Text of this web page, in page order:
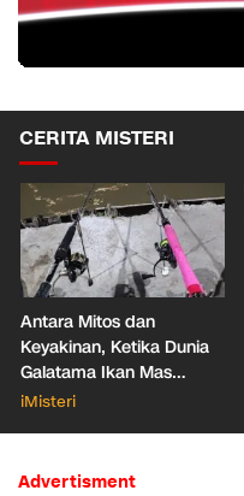
CERITA MISTERI
Antara Mitos dan
Keyakinan, Ketika Dunia
Galatama Ikan Mas
Bersentuhan dengan Hal
iMisteri
Advertisment